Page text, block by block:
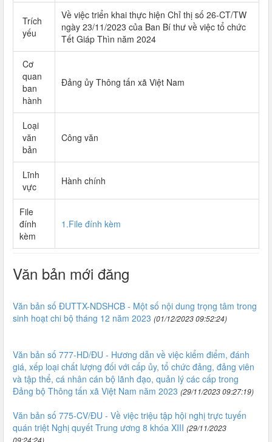
Trích
yếu
Về việc triển khai thực hiện Chỉ thị số 26-CT/TW
ngày 23/11/2023 của Ban Bí thư về việc tổ chức
Tết Giáp Thìn năm 2024
Cơ
quan
ban
hành
Đảng ủy Thông tấn xã Việt Nam
Loại
văn
bản
Công văn
Lĩnh
vực
Hành chính
File
đính
kèm
1.File đính kèm
Văn bản mới đăng
Văn bản số ĐUTTX-NDSHCB - Một số nội dung trọng tâm trong
sinh hoạt chi bộ tháng 12 năm 2023 (01/12/2023 09:52:24)
Văn bản số 777-HD/ĐU - Hương dẫn về việc kiểm điểm, đánh
giá, xếp loại chất lượng đối với cấp ủy, tổ chức đảng, đảng viên
và tập thể, cá nhân cán bộ lãnh đạo, quản lý các cấp trong
Đảng bộ Thông tấn xã Việt Nam năm 2023 (29/11/2023 09:27:19)
Văn bản số 775-CV/ĐU - Về việc triệu tập hội nghị trực tuyến
quán triệt Nghị quyết Trung ương 8 khóa XIII (29/11/2023
09:24:24)